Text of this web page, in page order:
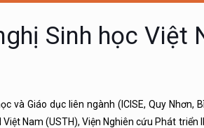
Sinh học Việt
Giáo dục liên ngành (ICISE, Quy Nhơn,
Nam (USTH), Viện Nghiên cứu Phát